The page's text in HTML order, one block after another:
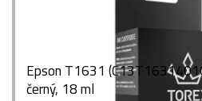
Epson T1631
černý, 18 ml